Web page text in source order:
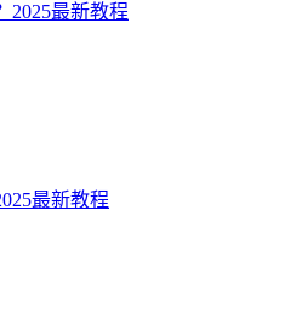
2025最新教程
最新教程